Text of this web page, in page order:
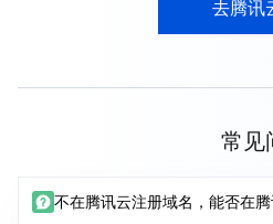
去腾讯
常见
不在腾讯云注册域名，能否在